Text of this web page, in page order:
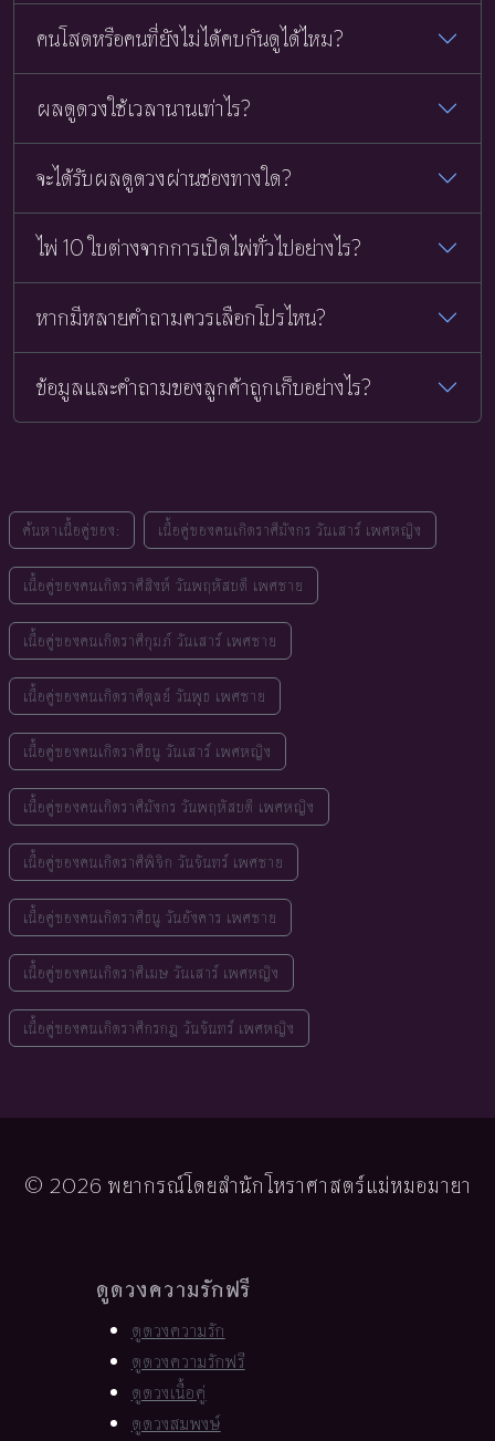
คนโสดหรือคนที่ยังไม่ได้คบกันดูได้ไหม?
ผลดูดวงใช้เวลานานเท่าไร?
จะได้รับผลดูดวงผ่านช่องทางใด?
ไพ่ 10 ใบต่างจากการเปิดไพ่ทั่วไปอย่างไร?
หากมีหลายคำถามควรเลือกโปรไหน?
ข้อมูลและคำถามของลูกค้าถูกเก็บอย่างไร?
ค้นหาเนื้อคู่ของ: เนื้อคู่ของคนเกิดราศีมังกร วันเสาร์ เพศหญิง
เนื้อคู่ของคนเกิดราศีสิงห์ วันพฤหัสบดี เพศชาย
เนื้อคู่ของคนเกิดราศีกุมภ์ วันเสาร์ เพศชาย
เนื้อคู่ของคนเกิดราศีตุลย์ วันพุธ เพศชาย
เนื้อคู่ของคนเกิดราศีธนู วันเสาร์ เพศหญิง
เนื้อคู่ของคนเกิดราศีมังกร วันพฤหัสบดี เพศหญิง
เนื้อคู่ของคนเกิดราศีพิจิก วันจันทร์ เพศชาย
เนื้อคู่ของคนเกิดราศีธนู วันอังคาร เพศชาย
เนื้อคู่ของคนเกิดราศีเมษ วันเสาร์ เพศหญิง
เนื้อคู่ของคนเกิดราศีกรกฎ วันจันทร์ เพศหญิง
© 2026 พยากรณ์โดยสำนักโหราศาสตร์แม่หมอมายา
ดูดวงความรักฟรี
ดูดวงความรัก
ดูดวงความรักฟรี
ดูดวงเนื้อคู่
ดูดวงสมพงษ์